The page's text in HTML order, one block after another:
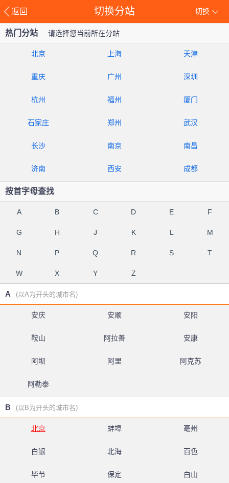
返回 切换
切换分站
热门分站 请选择您当前所在分站
北京 上海 天津
重庆 广州 深圳
杭州 福州 厦门
石家庄 郑州 武汉
长沙 南京 南昌
济南 西安 成都
按首字母查找
A B C D E F
G H J K L M
N P Q R S T
W X Y Z
A (以A为开头的城市名)
安庆 安顺 安阳
鞍山 阿拉善 安康
阿坝 阿里 阿克苏
阿勒泰
B (以B为开头的城市名)
北京 蚌埠 亳州
白银 北海 百色
毕节 保定 白山